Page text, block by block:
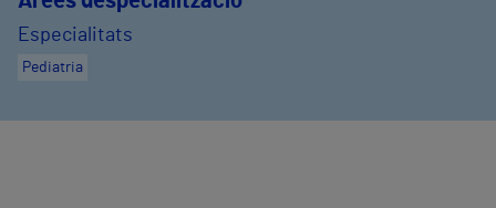
Especialitats
Pediatria